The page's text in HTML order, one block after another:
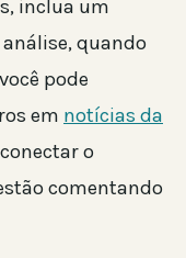
inclua um
quando
pode
em notícias da
o
comentando